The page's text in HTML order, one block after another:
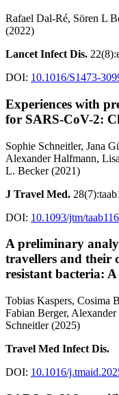
Rafael Dal-Ré, Sören L
(2022)
Lancet Infect Dis.
DOI: 10.1016/S1473-
Experiences with
for SARS-CoV-2:
Sophie Schneitler, Jana
Alexander Halfmann,
L. Becker (2021)
J Travel Med.
DOI: 10.1093/jtm/taab116
A preliminary
travellers and their
resistant bacteria:
Tobias Kaspers, Cosima
Fabian Berger,
Schneitler (2025)
Travel Med Infect Dis.
DOI: 10.1016/